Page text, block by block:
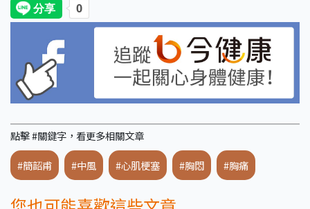
點擊 #關鍵字，看更多相關文章
#簡韶甫 #中風 #心肌梗塞 #胸悶 #胸痛